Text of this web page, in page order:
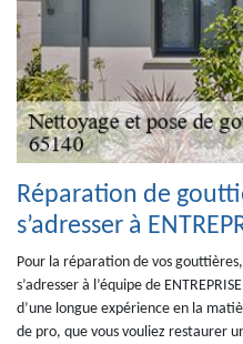
Réparation de
s’adresser à
Pour la réparation de vos
s’adresser à l’équipe de
d’une longue expérience en la
de pro, que vous vouliez restaurer